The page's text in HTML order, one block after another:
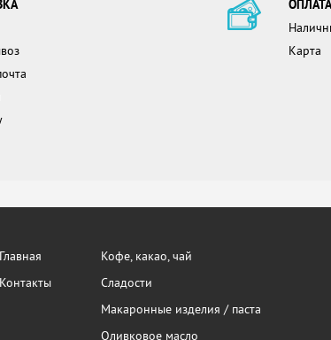
Карта
Главная
Контакты
Кофе, какао, чай
Сладости
Макаронные изделия / паста
Оливковое масло